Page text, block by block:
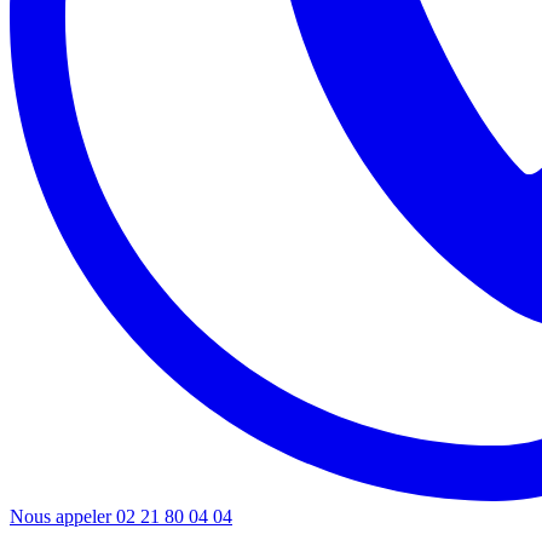
Nous appeler 02 21 80 04 04